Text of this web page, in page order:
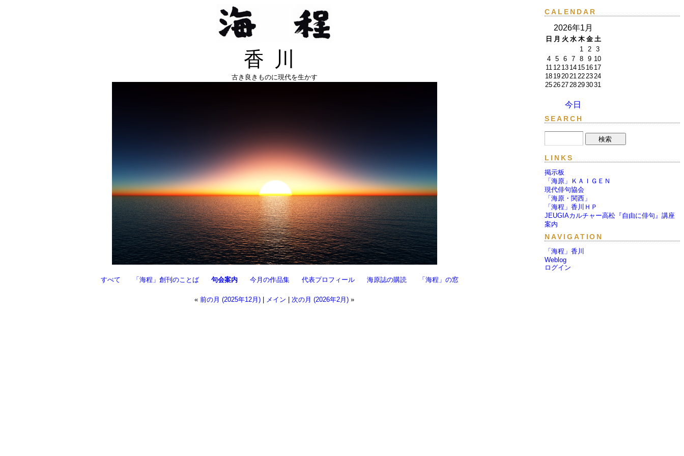
香川
古き良きものに現代を生かす
すべて 「海程」創刊のことば 句会案内 今月の作品集 代表プロフィール 海原誌の購読 「海程」の窓
«前の月 (2025年12月) メイン |次の月 (2026年2月) »
CALENDAR
2026年1月
日 月 火 水 木 金 土
1
2
3
4
5 6 7 8 9 10
11 12 13 14 15 16 17
18 192021222324
25262728293031
今日
SEARCH
LINKS
掲示板
「海原」ＫＡＩＧＥＮ
現代俳句協会
「海原・関西」
「海程」香川ＨＰ
JEUGIAカルチャー高松『自由に俳句』講座
案内
NAVIGATION
「海程」香川
Weblog
ログイン